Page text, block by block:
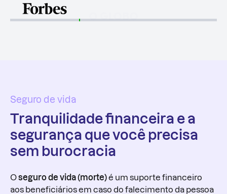
Matéria completa
Seguro de vida
Tranquilidade financeira e a
segurança que você precisa
sem burocracia
Oseguro de vida (morte)é um suporte financeiro
aos beneficiários em caso do falecimento da pessoa